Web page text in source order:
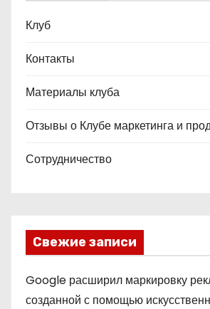
Клуб
Контакты
Материалы клуба
Отзывы о Клубе маркетинга и
Сотрудничество
Свежие записи
Google расширил маркировку
созданной с помощью